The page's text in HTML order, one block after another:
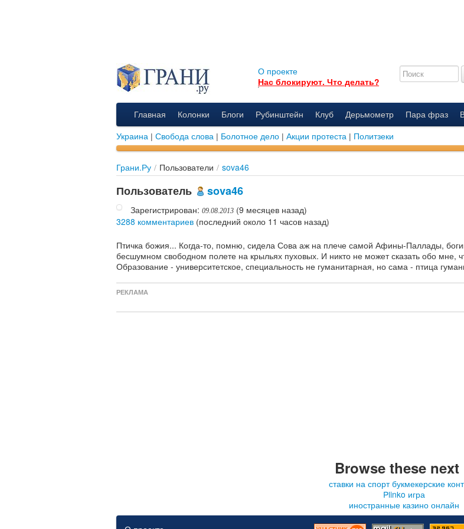
О проекте
Нас блокируют. Что делать?
Главная Колонки Блоги Рубинштейн Клуб Дерьмометр Пара фраз
Украина | Свобода слова | Болотное дело | Акции протеста | Политзеки
Грани.Ру / Пользователи / sova46
Пользователь sova46
Зарегистрирован: 09.08.2013(9 месяцев назад)
3288 комментариев (последний около 11 часов назад)
Птичка божия... Когда-то, помню, сидела Сова аж на плече самой Афины-Паллады,
бесшумном свободном полете на крыльях пуховых. И никто не может сказать обо мне,
Образование - университетское, специальность не гуманитарная, но сама - птица
РЕКЛАМА
Browse these next
ставки на спорт букмекерские
Plinko игра
иностранные казино онлайн